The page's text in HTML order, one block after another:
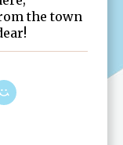
the town